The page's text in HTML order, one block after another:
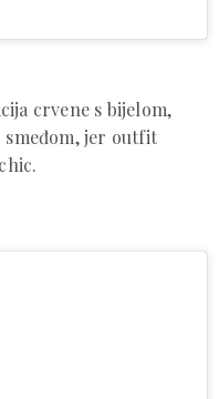
crvene s bijelom,
jer outfit